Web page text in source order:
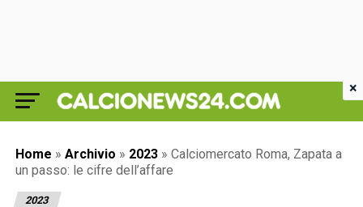
Home » Archivio » 2023 » Calciomercato Roma, Zapata a
un passo: le cifre dell’affare
2023
×